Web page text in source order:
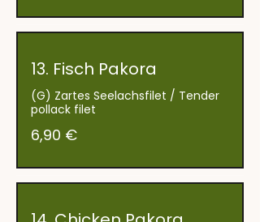
13. Fisch Pakora
(G) Zartes Seelachsfilet / Tender
pollack filet
6,90 €